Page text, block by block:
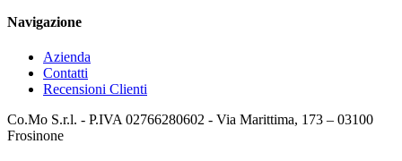
Navigazione
Azienda
Contatti
Recensioni Clienti
Co.Mo S.r.l. - P.IVA 02766280602 - Via Marittima, 173 – 03100
Frosinone